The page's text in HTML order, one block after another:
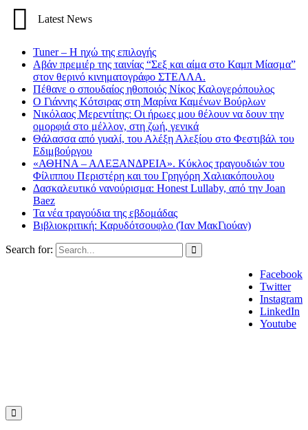
Latest News
Tuner – Η ηχώ της επιλογής
Αβάν πρεμιέρ της ταινίας “Σεξ και αίμα στο Καμπ Μίασμα”
στον θερινό κινηματογράφο ΣΤΕΛΛΑ.
Πέθανε ο σπουδαίος ηθοποιός Νίκος Καλογερόπουλος
Ο Γιάννης Κότσιρας στη Μαρίνα Καμένων Βούρλων
Νικόλαος Μερεντίτης: Οι ήρωες μου θέλουν να δουν την
ομορφιά στο μέλλον, στη ζωή, γενικά
Θάλασσα από γυαλί, του Αλέξη Αλεξίου στο Φεστιβάλ του
Εδιμβούργου
«ΑΘΗΝΑ – ΑΛΕΞΑΝΔΡΕΙΑ». Κύκλος τραγουδιών του
Φίλιππου Περιστέρη και του Γρηγόρη Χαλιακόπουλου
Δασκαλευτικό νανούρισμα: Honest Lullaby, από την Joan
Baez
Τα νέα τραγούδια της εβδομάδας
Βιβλιοκριτική: Καρυδότσουφλο (Ίαν ΜακΓιούαν)
Search for:
Facebook
Twitter
Instagram
LinkedIn
Youtube